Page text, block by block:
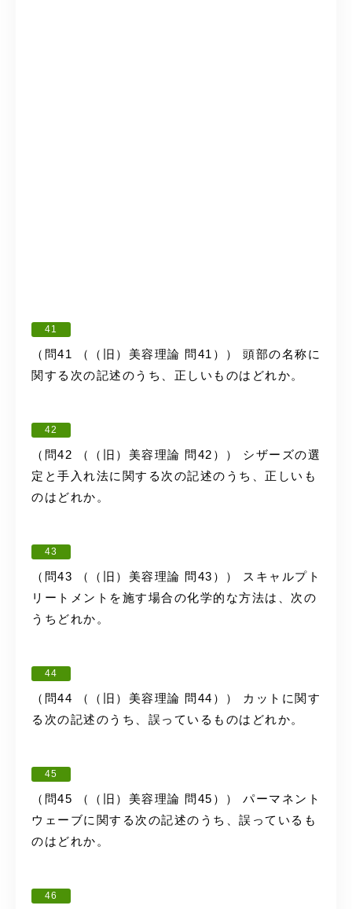
41
（問41 （（旧）美容理論 問41）） 頭部の名称に
関する次の記述のうち、正しいものはどれか。
42
（問42 （（旧）美容理論 問42）） シザーズの選
定と手入れ法に関する次の記述のうち、正しいも
のはどれか。
43
（問43 （（旧）美容理論 問43）） スキャルプト
リートメントを施す場合の化学的な方法は、次の
うちどれか。
44
（問44 （（旧）美容理論 問44）） カットに関す
る次の記述のうち、誤っているものはどれか。
45
（問45 （（旧）美容理論 問45）） パーマネント
ウェーブに関する次の記述のうち、誤っているも
のはどれか。
46